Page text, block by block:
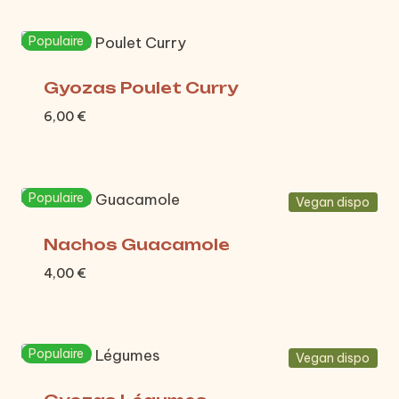
Populaire
Gyozas Poulet Curry
6,00 €
Populaire Vegan dispo
Nachos Guacamole
4,00 €
Populaire Vegan dispo